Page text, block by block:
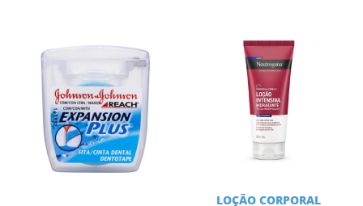
LOÇÃO CORPORAL